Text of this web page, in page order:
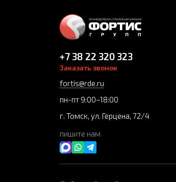
+7 38 22 320 323
Заказать звонок
fortis@rde.ru
пн-пт 9:00–18:00
г. Томск, ул. Герцена, 72/4
пишите нам